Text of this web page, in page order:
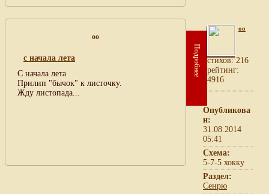
oo
с начала лета
С начала лета
Прилип "бычок" к листочку.
Жду листопада...
Подробнее
oo
cтихов: 216
рейтинг:
4916
Опубликова
н:
31.08.2014
05:41
Схема:
5-7-5 хокку
Раздел:
Сенрю